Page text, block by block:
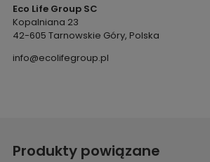
Eco Life Group SC
Kopalniana 23
42-605 Tarnowskie Góry, Polska
info@ecolifegroup.pl
Produkty powiązane